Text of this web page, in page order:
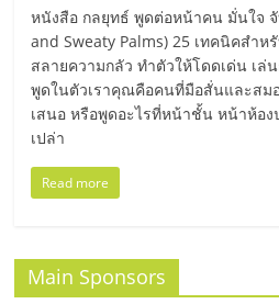
ไทย,
SMEs,
แฟ
รน
ไชส์,
หนังสือ กลยุทธ์ พูดต่อหน้าคน มั่นใจ
and Sweaty Palms) 25 เทคนิคสำห
สลายความกลัว ทำตัวให้โดดเด่น เล่
พูดในตัวเราคุณคือคนที่มือสั่นและสม
เสนอ หรือพูดอะไรที่หน้าชั้น หน้าห้อ
เปล่า
Read more
Main Sponsors